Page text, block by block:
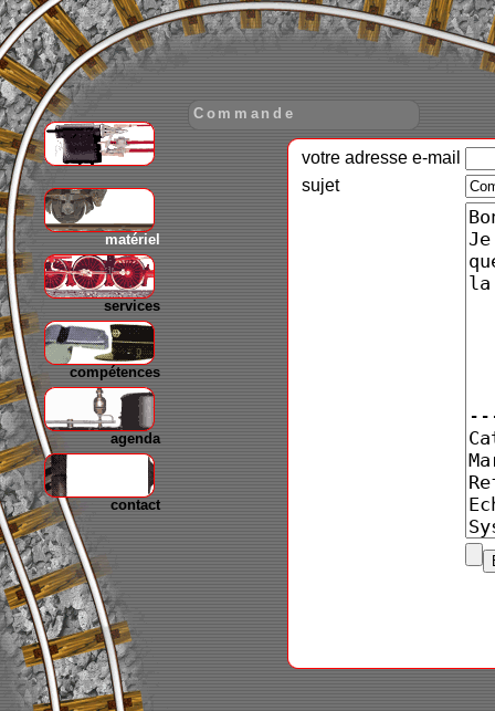
matériel
services
compétences
agenda
contact
Commande
votre adresse e-mail
sujet